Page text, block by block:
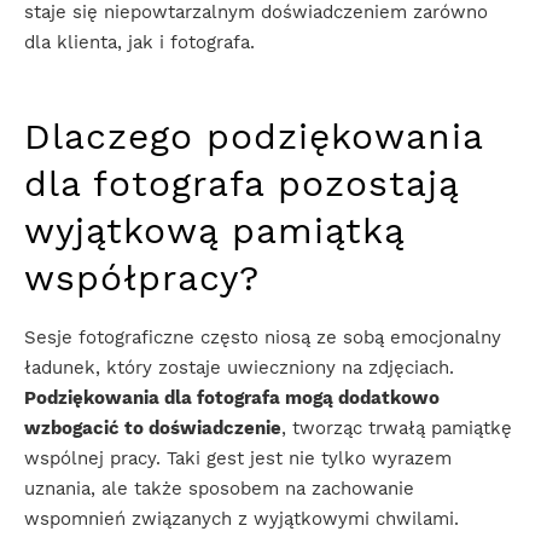
staje się niepowtarzalnym doświadczeniem zarówno
dla klienta, jak i fotografa.
Dlaczego podziękowania
dla fotografa pozostają
wyjątkową pamiątką
współpracy?
Sesje fotograficzne często niosą ze sobą emocjonalny
ładunek, który zostaje uwieczniony na zdjęciach.
Podziękowania dla fotografa mogą dodatkowo
wzbogacić to doświadczenie, tworząc trwałą pamiątkę
wspólnej pracy. Taki gest jest nie tylko wyrazem
uznania, ale także sposobem na zachowanie
wspomnień związanych z wyjątkowymi chwilami.